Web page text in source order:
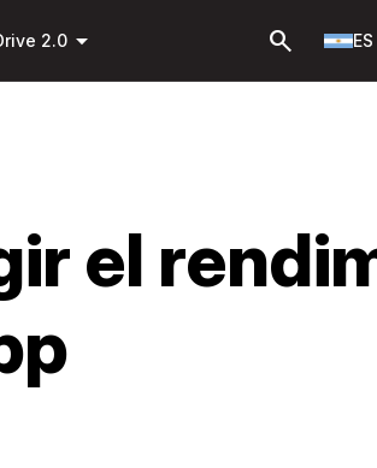
2.0arrow_drop_down search ES
el